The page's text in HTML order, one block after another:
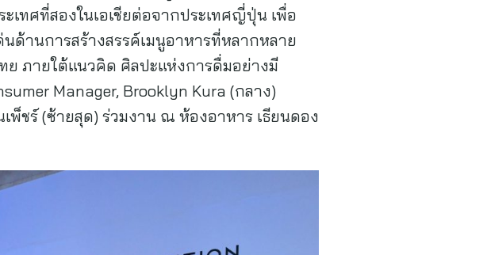
เทศที่สองในเอเชียต่อจากประเทศญี่ปุ่น เพื่อ
ด้านการสร้างสรรค์เมนูอาหารที่หลากหลาย
ย ภายใต้แนวคิด ศิลปะแห่งการดื่มอย่างมี
Manager, Brooklyn Kura (กลาง)
ชร์ (ซ้ายสุด) ร่วมงาน ณ ห้องอาหาร เธียนดอง